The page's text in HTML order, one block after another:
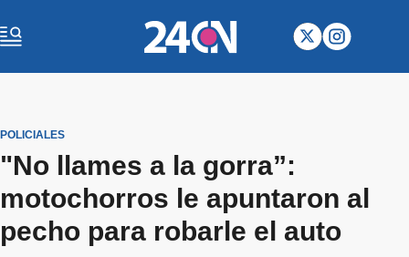
POLICIALES
"No llames a la gorra”:
motochorros le apuntaron al
pecho para robarle el auto